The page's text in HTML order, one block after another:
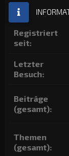
Registriert
seit:
Letzter
Besuch:
Beiträge
(gesamt):
Themen
(gesamt):